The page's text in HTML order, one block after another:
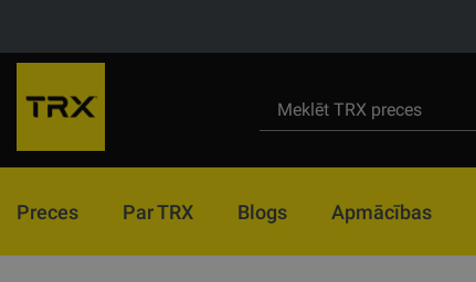
Preces Par TRX Blogs Apmācības